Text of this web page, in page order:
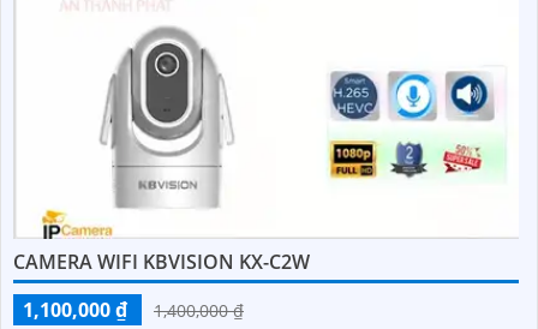
CAMERA WIFI KBVISION KX-C2W
1,100,000 ₫
1,400,000 ₫